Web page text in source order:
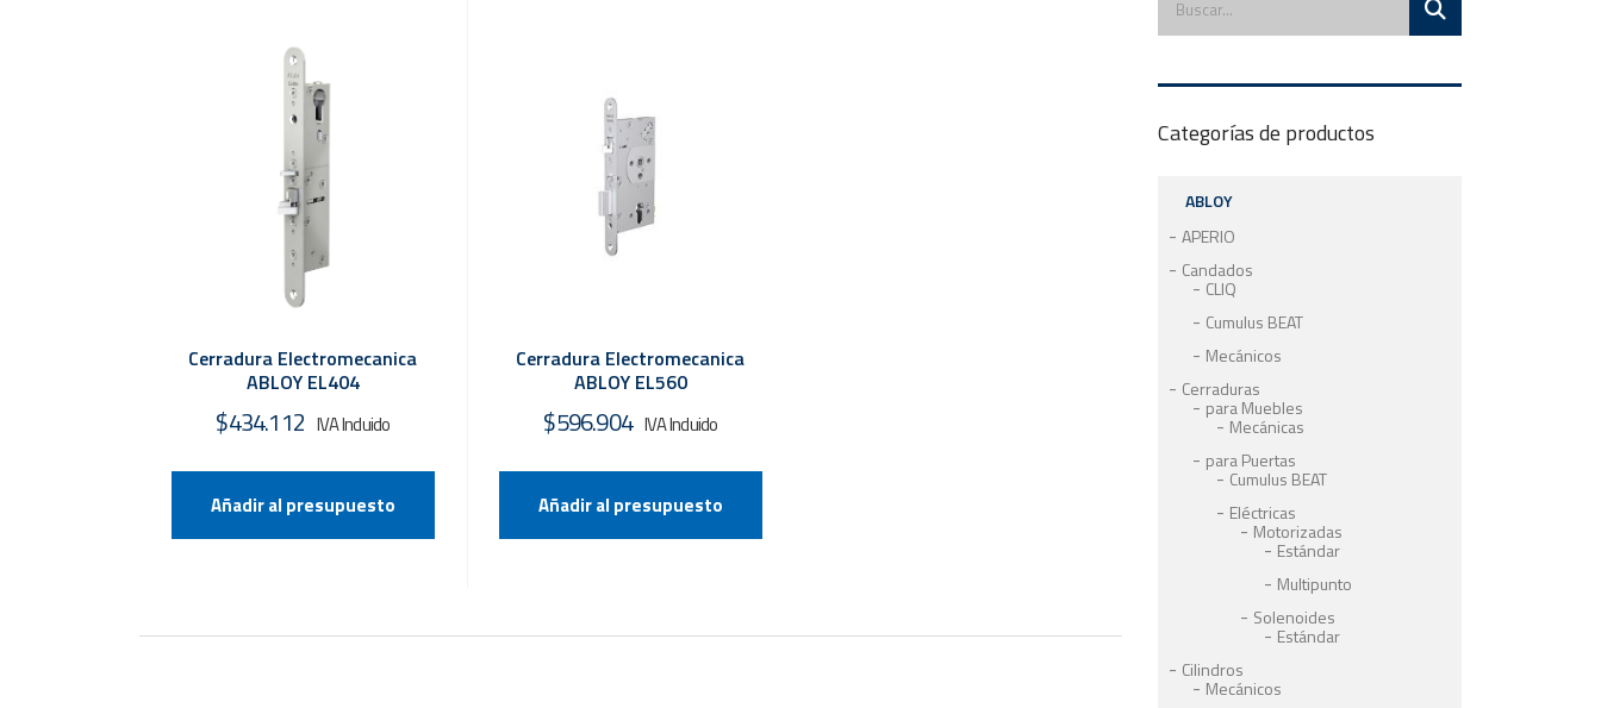
Cerradura Electromecanica
ABLOY EL404
$434.112
Añadir al presupuesto
Cerradura Electromecanica
ABLOY EL560
$596.904
Añadir al presupuesto
Categorías de productos
ABLOY
APERIO
Candados
CLIQ
Cumulus BEAT
Mecánicos
Cerraduras
para Muebles
Mecánicas
para Puertas
Cumulus BEAT
Eléctricas
Motorizadas
Estándar
Multipunto
Solenoides
Estándar
Cilindros
Mecánicos